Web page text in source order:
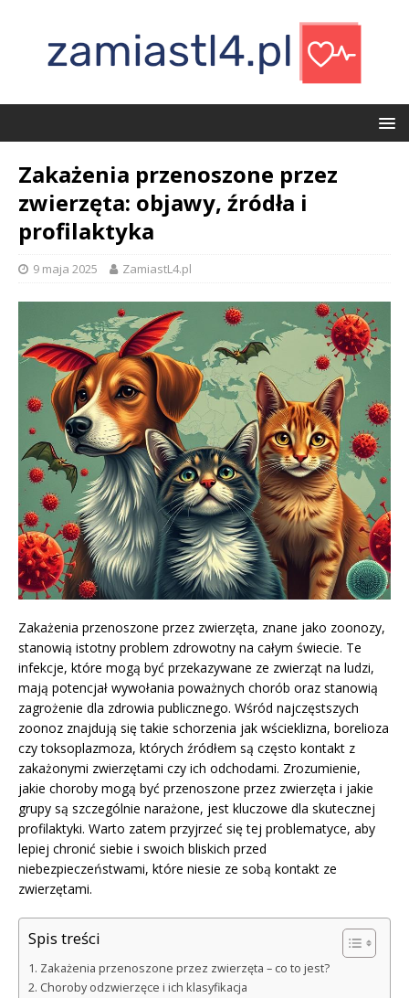
Zakażenia przenoszone przez
zwierzęta: objawy, źródła i
profilaktyka
9 maja 2025 ZamiastL4.pl
Zakażenia przenoszone przez zwierzęta, znane jako zoonozy,
stanowią istotny problem zdrowotny na całym świecie. Te
infekcje, które mogą być przekazywane ze zwierząt na ludzi,
mają potencjał wywołania poważnych chorób oraz stanowią
zagrożenie dla zdrowia publicznego. Wśród najczęstszych
zoonoz znajdują się takie schorzenia jak wścieklizna, borelioza
czy toksoplazmoza, których źródłem są często kontakt z
zakażonymi zwierzętami czy ich odchodami. Zrozumienie,
jakie choroby mogą być przenoszone przez zwierzęta i jakie
grupy są szczególnie narażone, jest kluczowe dla skutecznej
profilaktyki. Warto zatem przyjrzeć się tej problematyce, aby
lepiej chronić siebie i swoich bliskich przed
niebezpieczeństwami, które niesie ze sobą kontakt ze
zwierzętami.
Spis treści
Zakażenia przenoszone przez zwierzęta – co to jest?
Choroby odzwierzęce i ich klasyfikacja